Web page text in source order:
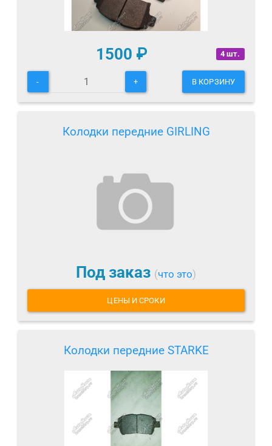
4 шт.
1500 ₽
- + В КОРЗИНУ
Колодки передние GIRLING
Под заказ (что это)
ЦЕНЫ И СРОКИ
Колодки передние STARKE